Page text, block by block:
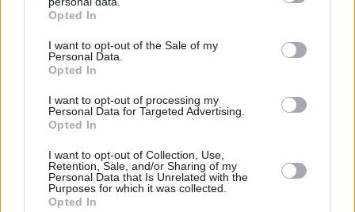
grant or deny consent to Google and its third-party tags to
use your data for below specified purposes in below Google
consent section.
Opted In
I want to opt-out of the Sale of my
Personal Data.
Opted In
I want to opt-out of processing my
Personal Data for Targeted Advertising.
Opted In
I want to opt-out of Collection, Use,
Retention, Sale, and/or Sharing of my
Personal Data that Is Unrelated with the
Purposes for which it was collected.
Opted In
Όμως οι ατάκες του έγραψαν ιστορία.
Ήταν αυτός που αποκάλεσε τον Αρσέν Βενγκέρ